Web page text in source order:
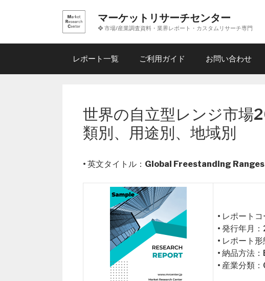
ン
マーケットリサーチセンター
❖ 市場/産業調査資料・業界レポート・カスタムリサーチ専門
レポート一覧 ご利用ガイド お問い合わせ
世界の自立型レンジ市場
類別、用途別、地域別
• 英文タイトル： Global Freestanding
• レポート
• 発行年月
• レポート
• 納品方法
• 産業分類